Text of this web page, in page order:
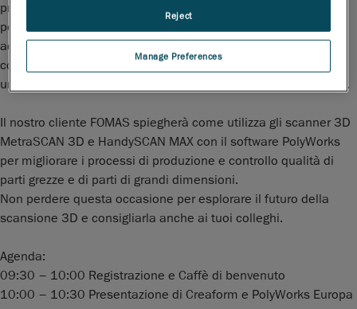
presenteranno le ultime novità in fatto di scansione 3D
portatile e automatizzata: una rivoluzione nel modo in cui si
acquisiscono e si analizzano le parti in 3D. Che si operi nel
controllo qualità, nell'ingegneria o nella produzione, questo è
un evento a cui partecipare per rimanere al passo con i tempi.
Il nostro cliente FOMAS spiegherà come utilizza gli scanner 3D
MetraSCAN 3D e HandySCAN MAX con il software PolyWorks
per migliorare i processi di produzione e controllo qualità di
parti grezze e di parti di grandi dimensioni.
Non perdere questa occasione per esplorare il futuro della
scansione 3D e consigliarla anche ai tuoi colleghi.
Agenda:
09:30 – 10:00 Registrazione e Caffè di benvenuto
10:00 – 10:30 Presentazione di Creaform e PolyWorks Europa
Manage Preferences
Reject